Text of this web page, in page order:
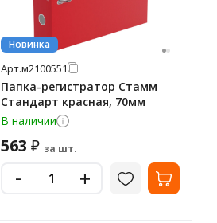
Новинка
Арт.м2100551
Папка-регистратор Стамм
Стандарт красная, 70мм
В наличии
563 ₽ за шт.
- +